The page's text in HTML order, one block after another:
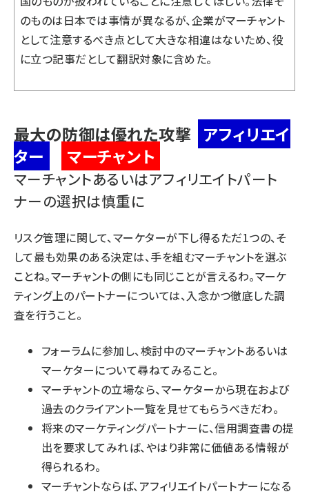
のものは日本では事情が異なるが、企業がマーチャント
として注意するべき点として大きな相違はないため、役
に立つ記事だとして翻訳対象に含めた。
最大の防御は優れた攻撃 アフィリエイ
ター
マーチャント
マーチャントあるいはアフィリエイトパート
ナーの選択は慎重に
リスク管理に関して、マーケターが下し得るただ1つの、そ
して最も効果のある決定は、手を組むマーチャントを選ぶ
ことね。マーチャントの側にも同じことが言えるわ。マーケ
ティング上のパートナーについては、入念かつ徹底した調
査を行うこと。
フォーラムに参加し、検討中のマーチャントあるいは
マーケターについて尋ねてみること。
マーチャントの立場なら、マーケターから現在および
過去のクライアント一覧を見せてもらうべきだわ。
将来のマーケティングパートナーに、信用調査書の提
出を要求してみれば、やはり非常に価値ある情報が
得られるわ。
マーチャントならば、アフィリエイトパートナーになる